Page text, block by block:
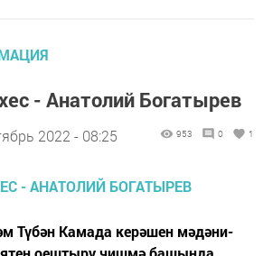
- Анатолий Богатырев
2022 - 08:25 953 0 1
Түбән Камада керәшен мәдәни-